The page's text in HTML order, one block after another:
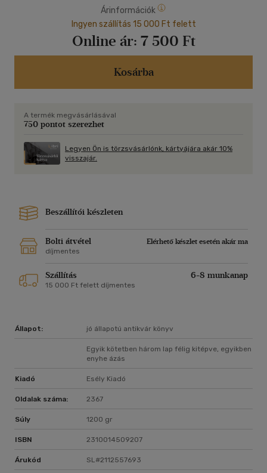
Árinformációk
Ingyen szállítás 15 000 Ft felett
Online ár: 7 500 Ft
Kosárba
A termék megvásárlásával
750 pontot szerezhet
Legyen Ön is törzsvásárlónk, kártyájára akár 10%
visszajár.
Beszállítói készleten
Bolti átvétel
Elérhető készlet esetén akár ma
díjmentes
Szállítás 6-8 munkanap
15 000 Ft felett díjmentes
Állapot: jó állapotú antikvár könyv
Egyik kötetben három lap félig kitépve, egyikben
enyhe ázás
Kiadó Esély Kiadó
Oldalak száma: 2367
Súly 1200 gr
ISBN 2310014509207
Árukód SL#2112557693